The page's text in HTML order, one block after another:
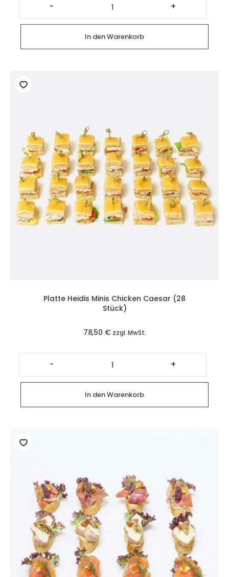
- Hähnchen
(4x
2
halbe
Stück)
Menge
+
In den Warenkorb
Platte Heidis Minis Chicken Caesar (28
Stück)
78,50 € zzgl. MwSt.
-
Platte
Heidis
Minis
Chicken
Caesar
(28
Stück)
Menge
+
In den Warenkorb